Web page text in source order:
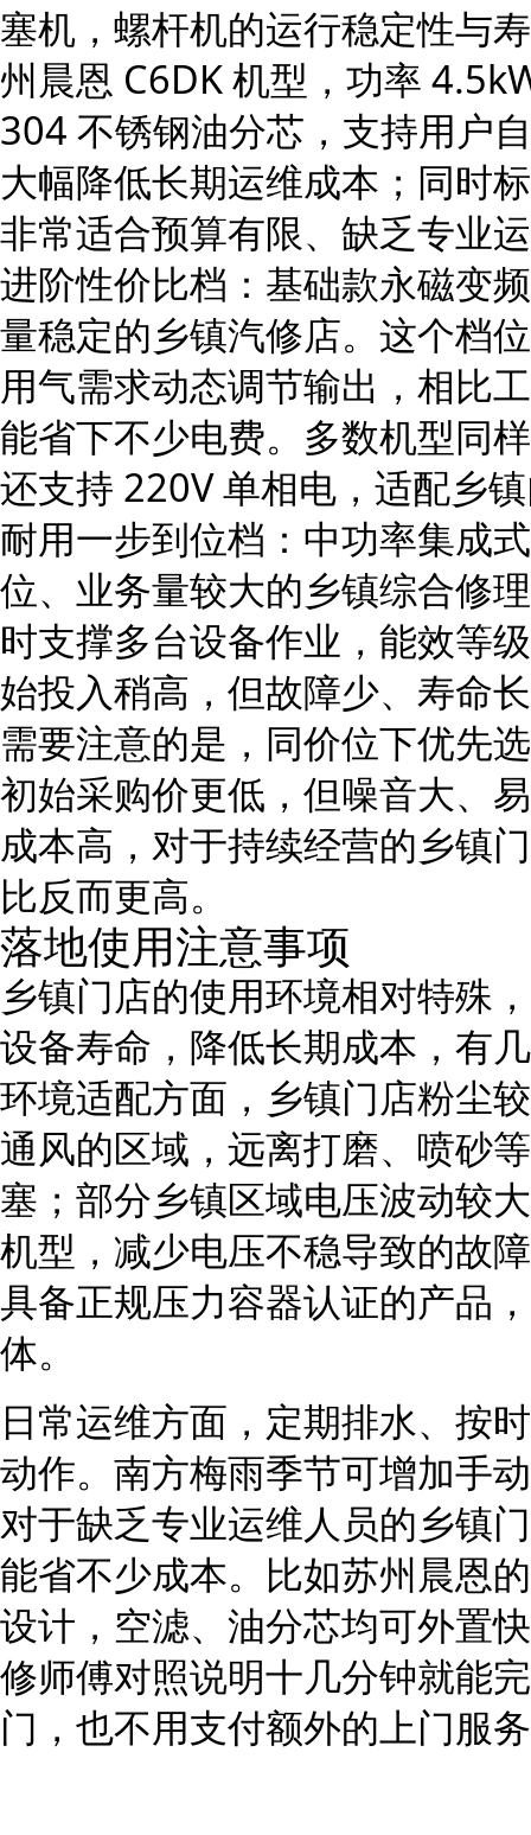
塞机，螺杆机的运行稳定性与
州晨恩 C6DK 机型，功率
304 不锈钢油分芯，支持用户
大幅降低长期运维成本；同时
非常适合预算有限、缺乏专业
进阶性价比档：基础款永磁变
量稳定的乡镇汽修店。这个档
用气需求动态调节输出，相比
能省下不少电费。多数机型同
还支持 220V 单相电，适配乡
耐用一步到位档：中功率集成
位、业务量较大的乡镇综合修
时支撑多台设备作业，能效等
始投入稍高，但故障少、寿命
需要注意的是，同价位下优先
初始采购价更低，但噪音大、
成本高，对于持续经营的乡镇
比反而更高。
落地使用注意事项
乡镇门店的使用环境相对特殊
设备寿命，降低长期成本，有
环境适配方面，乡镇门店粉尘
通风的区域，远离打磨、喷砂
塞；部分乡镇区域电压波动较
机型，减少电压不稳导致的故
具备正规压力容器认证的产品
体。
日常运维方面，定期排水、按
动作。南方梅雨季节可增加手
对于缺乏专业运维人员的乡镇
能省不少成本。比如苏州晨恩
设计，空滤、油分芯均可外置
修师傅对照说明十几分钟就能
门，也不用支付额外的上门服